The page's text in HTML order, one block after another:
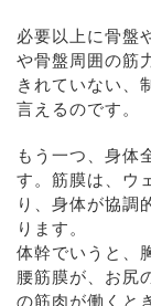
必要以上に骨盤
や骨盤周囲の筋
きれていない、
言えるのです。
もう一つ、身体
す。筋膜は、ウ
り、身体が協調
ります。
体幹でいうと、
腰筋膜が、お尻
の筋肉が働くと